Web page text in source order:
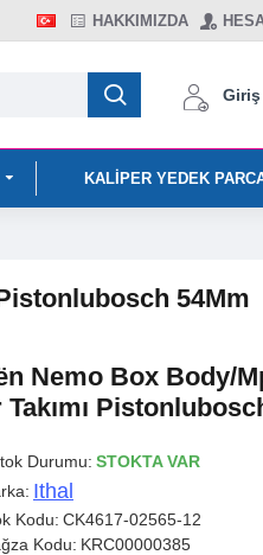
HAKKIMIZDA
Giriş
KALIPER YEDEK
54Mm
Nemo Box Body/
Takımı
Durumu: STOKTA VAR
Ithal
Kodu: CK4617-02565-12
Kodu: KRC00000385